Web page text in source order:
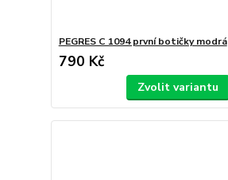
PEGRES C 1094 první botičky modrá
790 Kč
Zvolit variantu